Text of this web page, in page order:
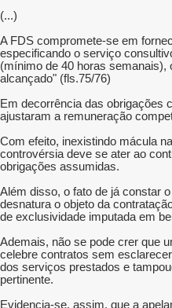
(...)
A FDS compromete-se em
especificando o serviço
(mínimo de 40 horas semanais),
alcançado" (fls.75/76)
Em decorrência das obrigações
ajustaram a remuneração
Com efeito, inexistindo mácula
controvérsia deve se ater ao
obrigações assumidas.
Além disso, o fato de já constar
desnatura o objeto da
de exclusividade imputada em
Ademais, não se pode crer que
celebre contratos sem
dos serviços prestados e
pertinente.
Evidencia-se, assim, que a